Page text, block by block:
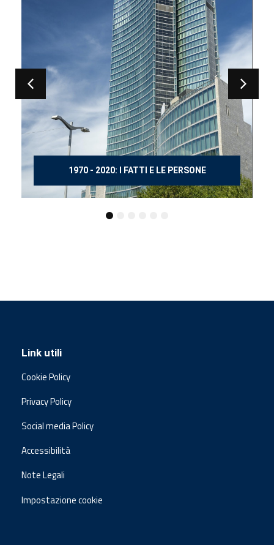
150 ANNI DOPO MANZONI
Link utili
Cookie Policy
Privacy Policy
Social media Policy
Accessibilità
Note Legali
Impostazione cookie